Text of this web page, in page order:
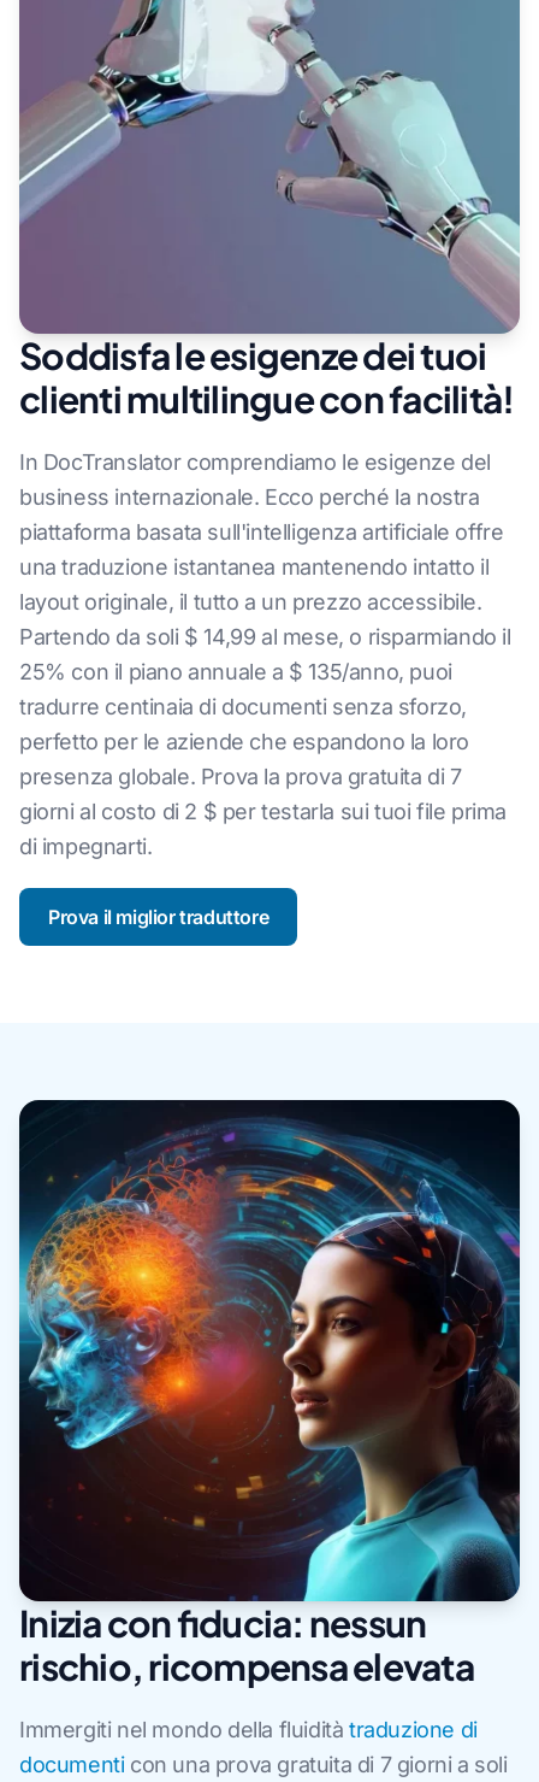
Soddisfa le esigenze dei tuoi
clienti multilingue con facilità!
In DocTranslator comprendiamo le esigenze del
business internazionale. Ecco perché la nostra
piattaforma basata sull'intelligenza artificiale offre
una traduzione istantanea mantenendo intatto il
layout originale, il tutto a un prezzo accessibile.
Partendo da soli $ 14,99 al mese, o risparmiando il
25% con il piano annuale a $ 135/anno, puoi
tradurre centinaia di documenti senza sforzo,
perfetto per le aziende che espandono la loro
presenza globale. Prova la prova gratuita di 7
giorni al costo di 2 $ per testarla sui tuoi file prima
di impegnarti.
Prova il miglior traduttore
Inizia con fiducia: nessun
rischio, ricompensa elevata
Immergiti nel mondo della fluiditàtraduzione di
documenticon una prova gratuita di 7 giorni a soli